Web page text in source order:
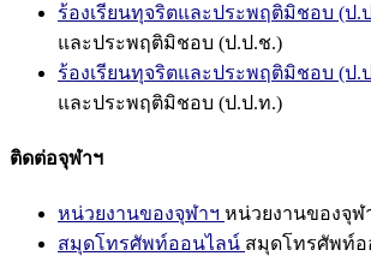
ร้องเรียนทุจริตและประพฤติมิชอบ (ป.
และประพฤติมิชอบ (ป.ป.ช.)
ร้องเรียนทุจริตและประพฤติมิชอบ (ป.
และประพฤติมิชอบ (ป.ป.ท.)
ติดต่อจุฬาฯ
หน่วยงานของจุฬาฯ หน่วยงานของจุฬ
สมุดโทรศัพท์ออนไลน์ สมุดโทรศัพท์